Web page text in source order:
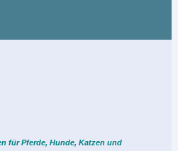
für Pferde, Hunde, Katzen und